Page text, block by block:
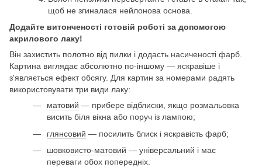
щоб не згиналася нейлонова основа.
Додайте витонченості готовій роботі за допомогою
акрилового лаку!
Він захистить полотно від пилки і додасть насиченості фарб.
Картина виглядає абсолютно по-іншому — яскравіше і
з'являється ефект обсягу. Для картин за номерами радять
використовувати три види лаку:
матовий — прибере відблиски, якщо розмальовка
висить біля вікна або поруч із лампою;
глянсовий — посилить блиск і яскравість фарб;
шовковисто-матовий — універсальний і має
переваги обох попередніх.